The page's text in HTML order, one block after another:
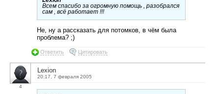
Всем спасибо за огромную помощь , разобрался
сам , всё работает !!!
Не, ну а рассказать для потомков, в чём была
проблема? ;)
Ответить Цитировать
4
Lexion
20:17, 7 февраля 2005